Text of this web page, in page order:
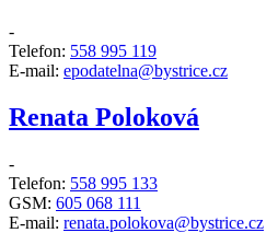
-
Telefon: 558 995 119
E-mail: epodatelna@bystrice.cz
Renata Poloková
-
Telefon: 558 995 133
GSM: 605 068 111
E-mail: renata.polokova@bystrice.cz